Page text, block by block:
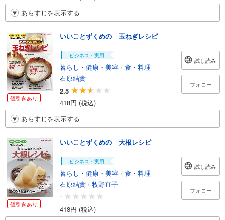
あらすじを表示する
値引きあり
いいことずくめの 玉ねぎレシピ
ビジネス・実用
暮らし・健康・美容 / 食・料理
石原結實
2.5
418円 (税込)
試し読み
フォロー
あらすじを表示する
値引きあり
いいことずくめの 大根レシピ
ビジネス・実用
暮らし・健康・美容 / 食・料理
石原結實 / 牧野直子
-
418円 (税込)
試し読み
フォロー